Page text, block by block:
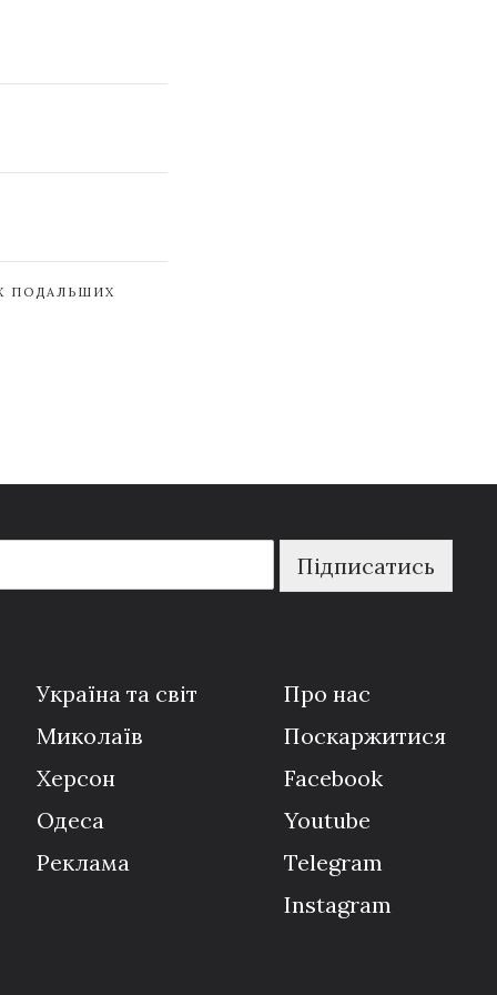
ПОДАЛЬШИХ
Підписатись
Україна та світ
Миколаїв
Херсон
Одеса
Реклама
Про нас
Поскаржитися
Facebook
Youtube
Telegram
Instagram